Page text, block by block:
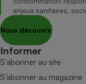
enjeux sanitaires,
Nous découvrir
Informer
S’abonner au site
S’abonner au magazine